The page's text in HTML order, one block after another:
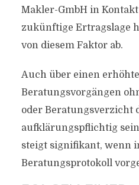
Makler-GmbH in
zukünftige Ertragslage
von diesem Faktor ab.
Auch über einen
Beratungsvorgängen
oder Beratungsverzicht
aufklärungspflichtig
steigt signifikant, wenn
Beratungsprotokoll